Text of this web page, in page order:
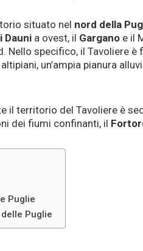
situato nel nord della
Dauni a ovest, il Gargano e il
Nello specifico, il Tavoliere
un’ampia pianura
il territorio del Tavoliere è
dei fiumi confinanti, il
Puglie
Puglie